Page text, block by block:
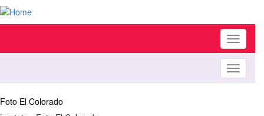
Toggle
Toggle
Foto El Colorado